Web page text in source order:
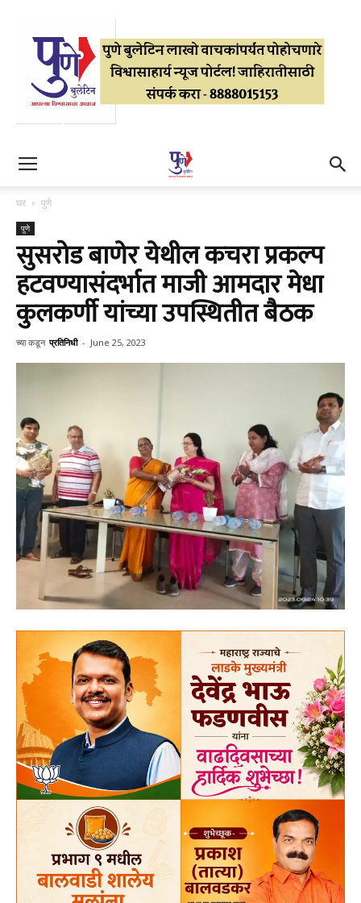
घर पुणे
पुणे
सुसरोड बाणेर येथील कचरा प्रकल्प
हटवण्यासंदर्भात माजी आमदार मेधा
कुलकर्णी यांच्या उपस्थितीत बैठक
च्या कडून प्रतिनिधी - June 25, 2023